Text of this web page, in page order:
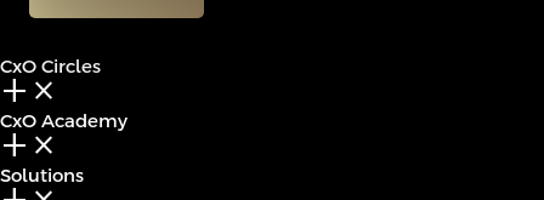
CxO Circles
add_2 close
CxO Academy
add_2 close
Solutions